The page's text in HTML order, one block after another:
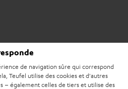
de navigation sûre qui correspond
Teufel utilise des cookies et d'autres
– également celles de tiers et utilise des